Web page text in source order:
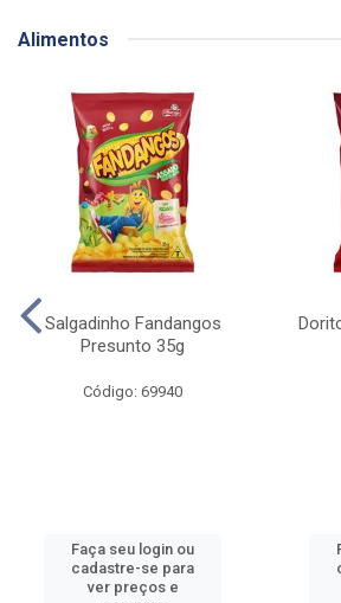
Alimentos
Salgadinho Fandangos
Presunto 35g
Código: 69940
Faça seu login ou
cadastre-se para
ver preços e